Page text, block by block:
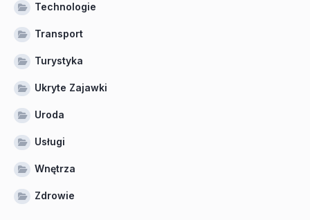
Technologie
Transport
Turystyka
Ukryte Zajawki
Uroda
Usługi
Wnętrza
Zdrowie